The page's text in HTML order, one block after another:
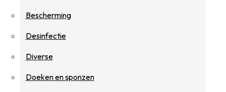
Bescherming
Desinfectie
Diverse
Doeken en sponzen